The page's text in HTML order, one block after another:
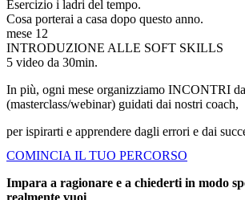
Esercizio i ladri del tempo.
Cosa porterai a casa dopo questo anno.
mese 12
INTRODUZIONE ALLE SOFT SKILLS
5 video da 30min.
In più, ogni mese organizziamo INCONTRI
(masterclass/webinar) guidati dai nostri coach,
per ispirarti e apprendere dagli errori e dai
COMINCIA IL TUO PERCORSO
Impara a ragionare e a chiederti in modo
realmente vuoi